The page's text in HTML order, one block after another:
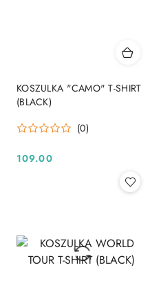
KOSZULKA "CAMO" T-SHIRT
(BLACK)
(0)
Cena:
109.00